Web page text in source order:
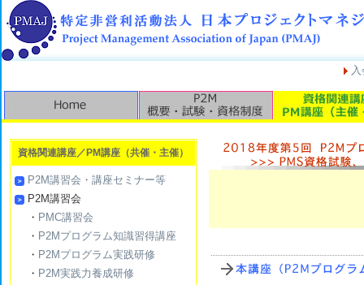
資格関連講座／PM講座（共催・主催）
P2M講習会・講座セミナー等
P2M講習会
・ PMC講習会
・ P2Mプログラム知識習得講座
・ P2Mプログラム実践研修
・ P2M実践力養成研修